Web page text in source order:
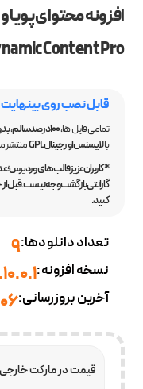
Content Pro
قابل نصب روی بینهایت
تمامی فایل ها،100 درصد سالم ،
بالایسنس اورجینال GPL
منتشر
*کاربران عزیز قالب‌های
گارانتی بازگشت وجه نیست. قبل
کنید.
تعداد دانلودها:9
نسخه افزونه:
آخرین بروزرسانی:06 مرداد 1405
قیمت در مارکت خارجی